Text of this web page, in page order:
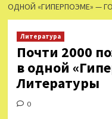
ОДНОЙ «ГИПЕРПОЭМЕ» —
Литература
Почти 2000
в одной
Литературы
0